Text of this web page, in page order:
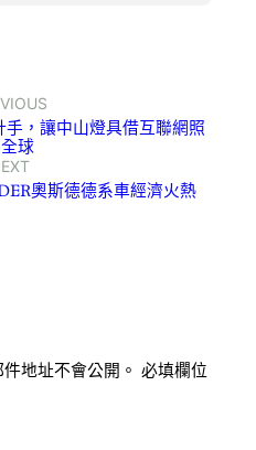
，讓中山燈具借互聯網照
球
奧斯德德系車經濟火熱
地址不會公開。 必填欄位